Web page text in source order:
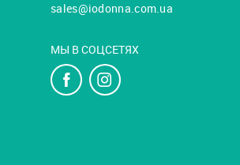
sales@iodonna.com.ua
МЫ В СОЦСЕТЯХ